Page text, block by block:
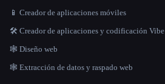
📱 Creador de aplicaciones móviles
🛠️ Creador de aplicaciones y codificación Vibe
🕸 Diseño web
🕸️ Extracción de datos y raspado web